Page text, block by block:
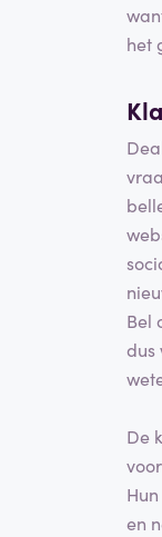
het
Bel
dus
De
en